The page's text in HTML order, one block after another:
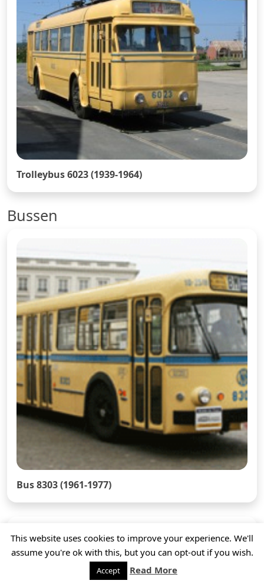
Trolleybus 6023 (1939-1964)
Bussen
Bus 8303 (1961-1977)
This website uses cookies to improve your experience. We'll
assume you're ok with this, but you can opt-out if you wish.
Accept Read More